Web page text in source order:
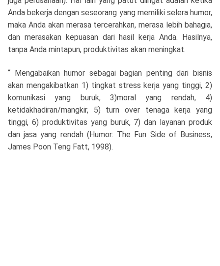
Anda bekerja dengan seseorang yang memiliki selera humor,
maka Anda akan merasa tercerahkan, merasa lebih bahagia,
dan merasakan kepuasan dari hasil kerja Anda. Hasilnya,
tanpa Anda mintapun, produktivitas akan meningkat.
“ Mengabaikan humor sebagai bagian penting dari bisnis
akan mengakibatkan 1) tingkat stress kerja yang tinggi, 2)
komunikasi yang buruk, 3)moral yang rendah, 4)
ketidakhadiran/mangkir, 5) turn over tenaga kerja yang
tinggi, 6) produktivitas yang buruk, 7) dan layanan produk
dan jasa yang rendah (Humor: The Fun Side of Business,
James Poon Teng Fatt, 1998).